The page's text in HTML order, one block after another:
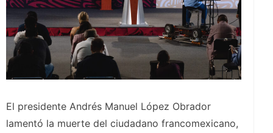
El presidente Andrés Manuel López Obrador
lamentó la muerte del ciudadano francomexicano,